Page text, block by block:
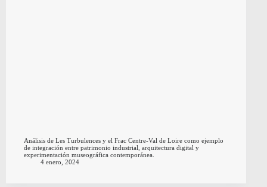
Análisis de Les Turbulences y el Frac Centre-Val de Loire como ejemplo
de integración entre patrimonio industrial, arquitectura digital y
experimentación museográfica contemporánea.
4 enero, 2024